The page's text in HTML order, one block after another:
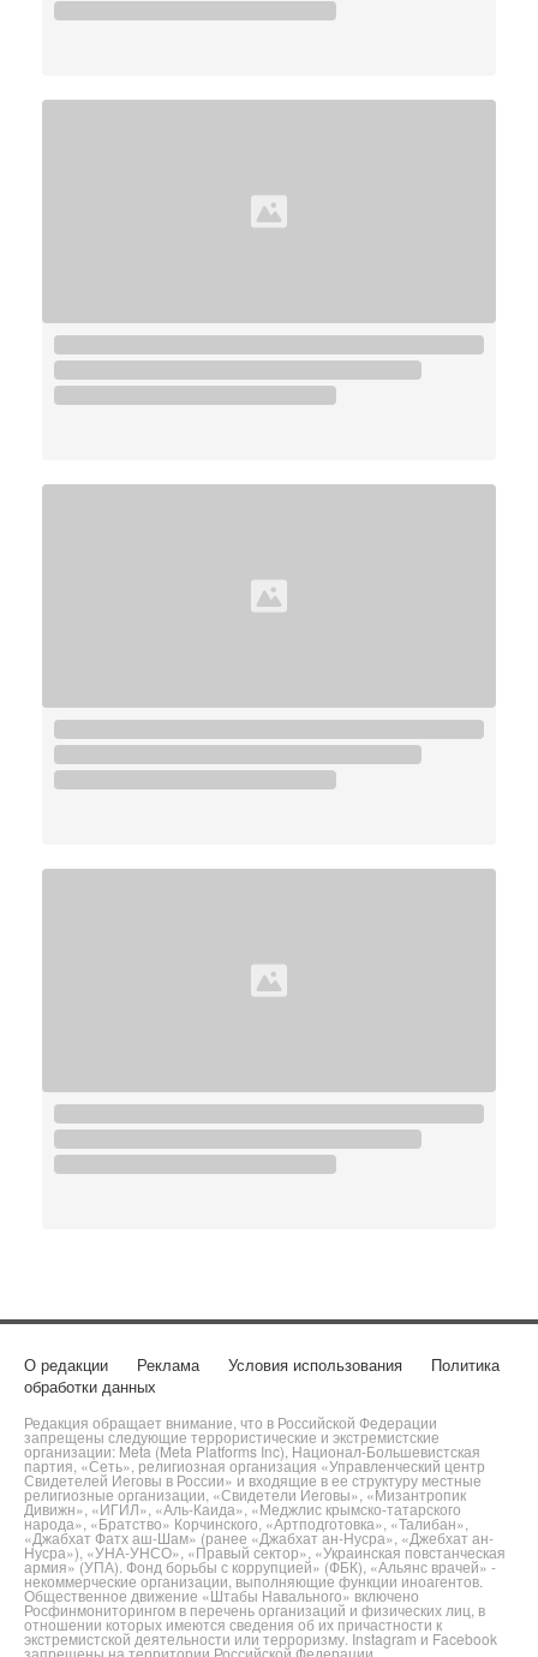
О редакции Реклама Условия использования
Политика
обработки данных
Редакция обращает внимание, что в Российской Федерации
запрещены следующие террористические и экстремистские
организации: Meta (Meta Platforms Inc), Национал-Большевистская
партия, «Сеть», религиозная организация «Управленческий центр
Свидетелей Иеговы в России» и входящие в ее структуру местные
религиозные организации, «Свидетели Иеговы», «Мизантропик
Дивижн», «ИГИЛ», «Аль-Каида», «Меджлис крымско-татарского
народа», «Братство» Корчинского, «Артподготовка», «Талибан»,
«Джабхат Фатх аш-Шам» (ранее «Джабхат ан-Нусра», «Джебхат ан-
Нусра»), «УНА-УНСО», «Правый сектор», «Украинская повстанческая
армия» (УПА). Фонд борьбы с коррупцией» (ФБК), «Альянс врачей» -
некоммерческие организации, выполняющие функции иноагентов.
Общественное движение «Штабы Навального» включено
Росфинмониторингом в перечень организаций и физических лиц, в
отношении которых имеются сведения об их причастности к
экстремистской деятельности или терроризму. Instagram и Facebook